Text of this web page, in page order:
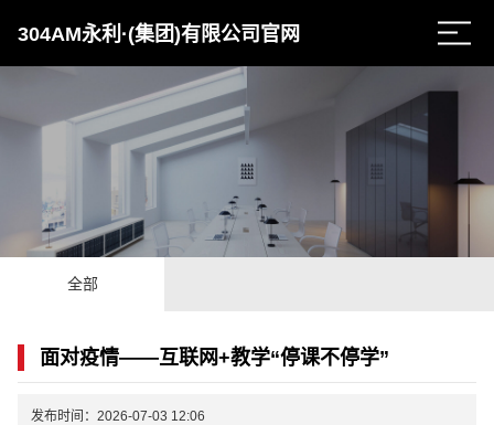
304AM永利·(集团)有限公司官网
全部
面对疫情——互联网+教学“停课不停学”
发布时间：2026-07-03 12:06